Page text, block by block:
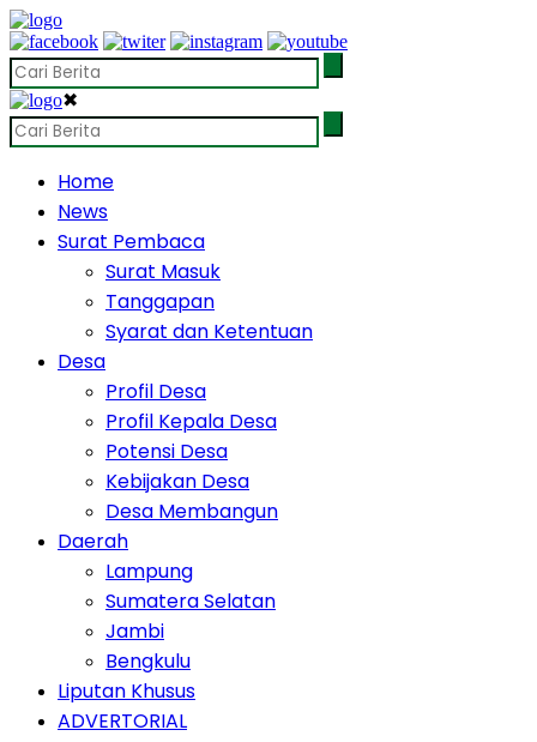
✖
Home
News
Surat Pembaca
Surat Masuk
Tanggapan
Syarat dan Ketentuan
Desa
Profil Desa
Profil Kepala Desa
Potensi Desa
Kebijakan Desa
Desa Membangun
Daerah
Lampung
Sumatera Selatan
Jambi
Bengkulu
Liputan Khusus
ADVERTORIAL